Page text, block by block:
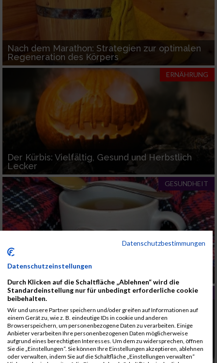
Nach dem Marathon: Strategien zur optimalen
Regeneration des Körpers
ERNÄHRUNG
Der Kürbis: Vielfältig, Gesund und Herbstlich
Lecker
GESUNDHEIT
GESUNDHEIT
Datenschutzbestimmungen
Datenschutzeinstellungen
Durch Klicken auf die Schaltfläche „Ablehnen“ wird die
Standardeinstellung nur für unbedingt erforderliche cookie
beibehalten.
Wir und unsere Partner speichern und/oder greifen auf Informationen auf
einem Gerät zu, wie z. B. eindeutige IDs in cookie und anderen
Browserspeichern, um personenbezogene Daten zu verarbeiten. Einige
Anbieter verarbeiten Ihre personenbezogenen Daten möglicherweise
aufgrund eines berechtigten Interesses. Um dem zu widersprechen, öffnen
Sie die „Einstellungen“. Sie können Ihre Einstellungen akzeptieren, ablehnen
oder verwalten, indem Sie auf die Schaltfläche „Einstellungen verwalten“